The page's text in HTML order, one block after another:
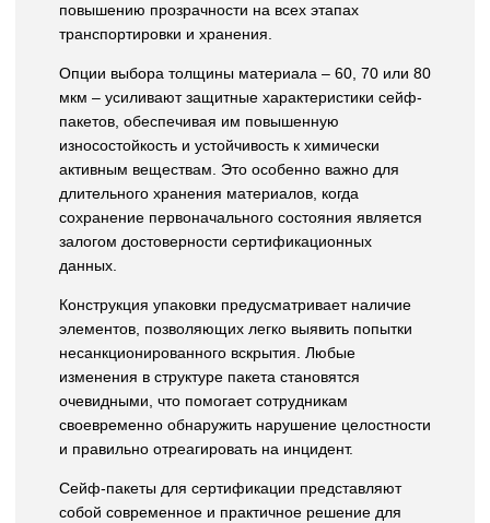
повышению прозрачности на всех этапах
транспортировки и хранения.
Опции выбора толщины материала – 60, 70 или 80
мкм – усиливают защитные характеристики сейф-
пакетов, обеспечивая им повышенную
износостойкость и устойчивость к химически
активным веществам. Это особенно важно для
длительного хранения материалов, когда
сохранение первоначального состояния является
залогом достоверности сертификационных
данных.
Конструкция упаковки предусматривает наличие
элементов, позволяющих легко выявить попытки
несанкционированного вскрытия. Любые
изменения в структуре пакета становятся
очевидными, что помогает сотрудникам
своевременно обнаружить нарушение целостности
и правильно отреагировать на инцидент.
Сейф-пакеты для сертификации представляют
собой современное и практичное решение для